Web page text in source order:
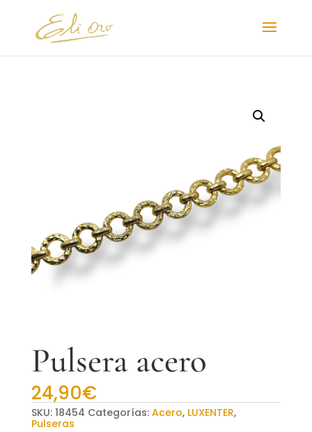
Pulsera acero
24,90€
SKU: 18454 Categorías: Acero, LUXENTER,
Pulseras